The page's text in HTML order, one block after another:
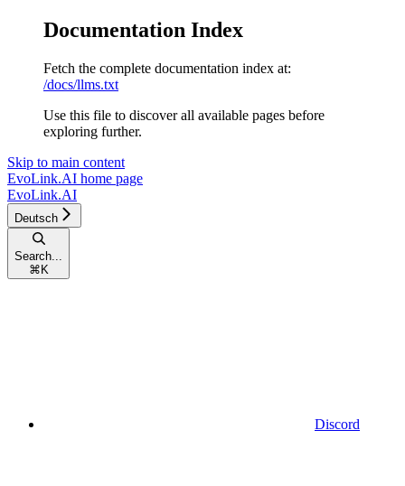
Documentation Index
Fetch the complete documentation index at:
/docs/llms.txt
Use this file to discover all available pages before
exploring further.
Skip to main content
EvoLink.AI home page
EvoLink.AI
Deutsch
Search...
⌘ K
Discord